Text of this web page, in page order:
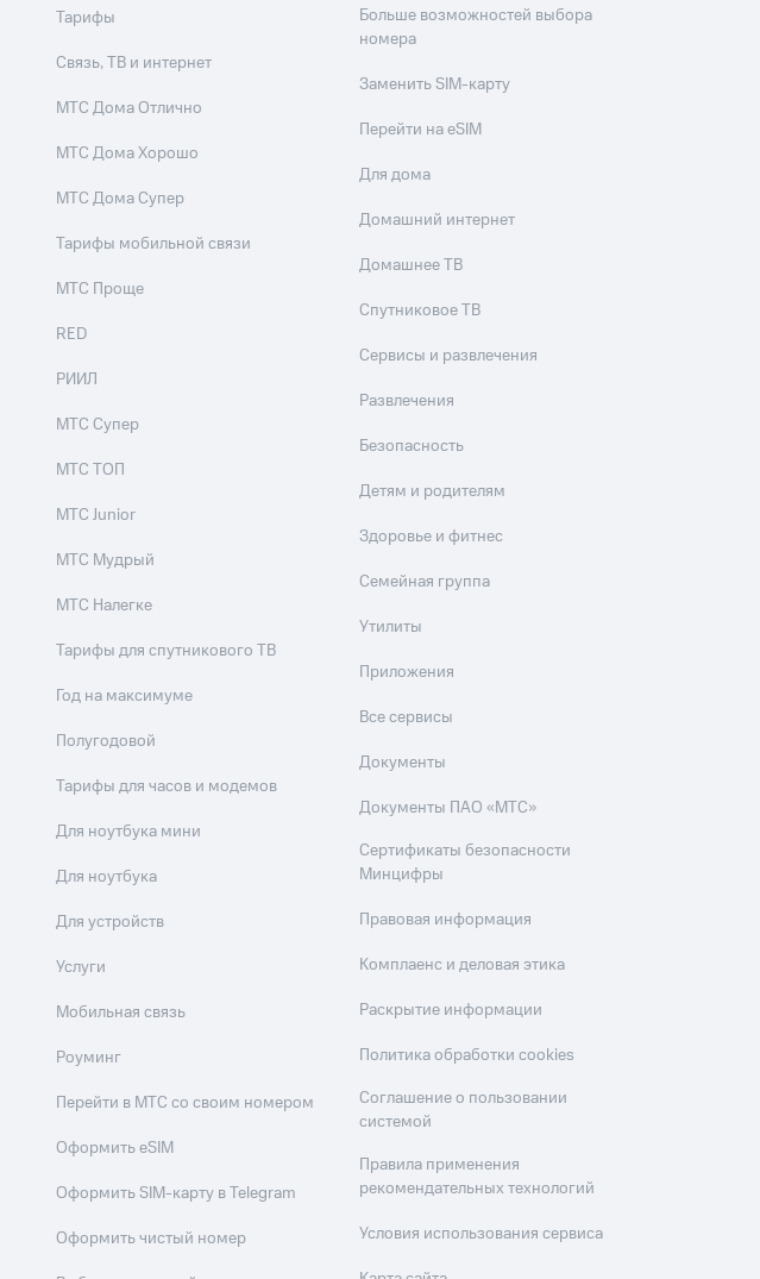
Тарифы
Связь, ТВ и интернет
МТС Дома Отлично
МТС Дома Хорошо
МТС Дома Супер
Тарифы мобильной связи
МТС Проще
RED
РИИЛ
МТС Супер
МТС ТОП
МТС Junior
МТС Мудрый
МТС Налегке
Тарифы для спутникового ТВ
Год на максимуме
Полугодовой
Тарифы для часов и модемов
Для ноутбука мини
Для ноутбука
Для устройств
Услуги
Мобильная связь
Роуминг
Перейти в МТС со своим номером
Оформить eSIM
Оформить SIM-карту в Telegram
Оформить чистый номер
Больше возможностей выбора
номера
Заменить SIM-карту
Перейти на eSIM
Для дома
Домашний интернет
Домашнее ТВ
Спутниковое ТВ
Сервисы и развлечения
Развлечения
Безопасность
Детям и родителям
Здоровье и фитнес
Семейная группа
Утилиты
Приложения
Все сервисы
Документы
Документы ПАО «МТС»
Сертификаты безопасности
Минцифры
Правовая информация
Комплаенс и деловая этика
Раскрытие информации
Политика обработки cookies
Соглашение о пользовании
системой
Правила применения
рекомендательных технологий
Условия использования сервиса